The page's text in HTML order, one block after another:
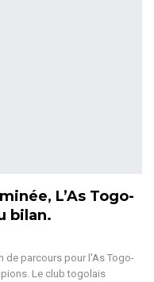
L’As Togo-
bilan.
de parcours pour l'As Togo-
Le club togolais